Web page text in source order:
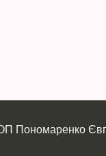
Пономаренко